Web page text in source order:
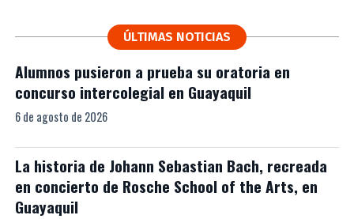
ÚLTIMAS NOTICIAS
Alumnos pusieron a prueba su oratoria en
concurso intercolegial en Guayaquil
6 de agosto de 2026
La historia de Johann Sebastian Bach, recreada
en concierto de Rosche School of the Arts, en
Guayaquil